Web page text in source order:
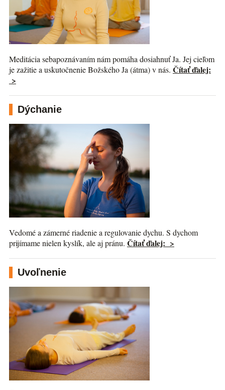
Meditácia sebapoznávaním nám pomáha dosiahnuť Ja. Jej cieľom
je zažitie a uskutočnenie Božského Ja (átma) v nás. Čítať ďalej:
>
Dýchanie
Vedomé a zámerné riadenie a regulovanie dychu. S dychom
prijímame nielen kyslík, ale aj pránu. Čítať ďalej: >
Uvoľnenie